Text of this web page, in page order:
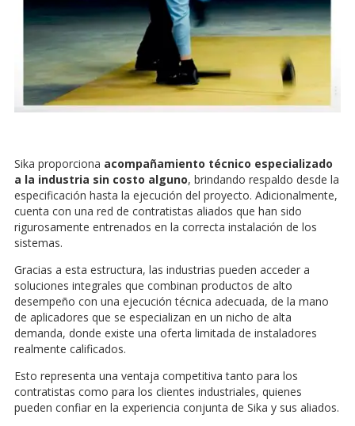
Sika proporciona acompañamiento técnico especializado
a la industria sin costo alguno, brindando respaldo desde la
especificación hasta la ejecución del proyecto. Adicionalmente,
cuenta con una red de contratistas aliados que han sido
rigurosamente entrenados en la correcta instalación de los
sistemas.
Gracias a esta estructura, las industrias pueden acceder a
soluciones integrales que combinan productos de alto
desempeño con una ejecución técnica adecuada, de la mano
de aplicadores que se especializan en un nicho de alta
demanda, donde existe una oferta limitada de instaladores
realmente calificados.
Esto representa una ventaja competitiva tanto para los
contratistas como para los clientes industriales, quienes
pueden confiar en la experiencia conjunta de Sika y sus aliados.